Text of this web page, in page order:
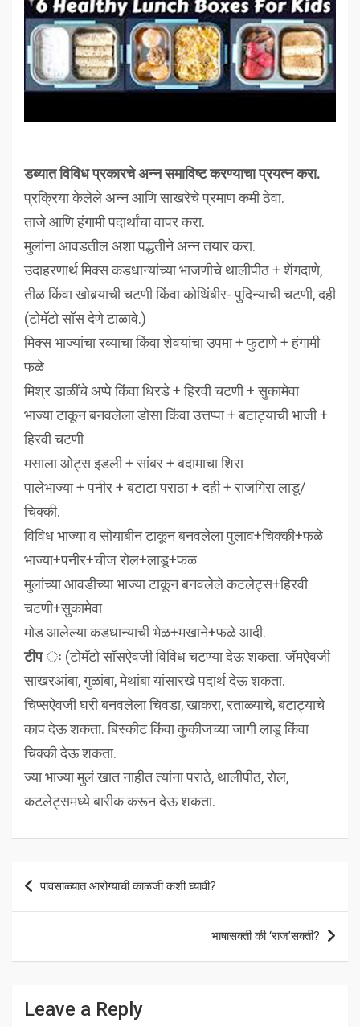
डब्यात विविध प्रकारचे अन्न समाविष्ट करण्याचा प्रयत्न करा.
प्रक्रिया केलेले अन्न आणि साखरेचे प्रमाण कमी ठेवा.
ताजे आणि हंगामी पदार्थांचा वापर करा.
मुलांना आवडतील अशा पद्धतीने अन्न तयार करा.
उदाहरणार्थ मिक्स कडधान्यांच्या भाजणीचे थालीपीठ + शेंगदाणे,
तीळ किंवा खोबर्‍याची चटणी किंवा कोथिंबीर- पुदिन्याची चटणी, दही
(टोमॅटो सॉस देणे टाळावे.)
मिक्स भाज्यांचा रव्याचा किंवा शेवयांचा उपमा + फुटाणे + हंगामी
फळे
मिश्र डाळींचे अप्पे किंवा धिरडे + हिरवी चटणी + सुकामेवा
भाज्या टाकून बनवलेला डोसा किंवा उत्तप्पा + बटाट्याची भाजी +
हिरवी चटणी
मसाला ओट्स इडली + सांबर + बदामाचा शिरा
पालेभाज्या + पनीर + बटाटा पराठा + दही + राजगिरा लाडू/
चिक्की.
विविध भाज्या व सोयाबीन टाकून बनवलेला पुलाव+चिक्की+फळे
भाज्या+पनीर+चीज रोल+लाडू+फळ
मुलांच्या आवडीच्या भाज्या टाकून बनवलेले कटलेट्स+हिरवी
चटणी+सुकामेवा
मोड आलेल्या कडधान्याची भेळ+मखाने+फळे आदी.
टीपः (टोमॅटो सॉसऐवजी विविध चटण्या देऊ शकता. जॅमऐवजी
साखरआंबा, गुळांबा, मेथांबा यांसारखे पदार्थ देऊ शकता.
चिप्सऐवजी घरी बनवलेला चिवडा, खाकरा, रताळ्याचे, बटाट्याचे
काप देऊ शकता. बिस्कीट किंवा कुकीजच्या जागी लाडू किंवा
चिक्की देऊ शकता.
ज्या भाज्या मुलं खात नाहीत त्यांना पराठे, थालीपीठ, रोल,
कटलेट्समध्ये बारीक करून देऊ शकता.
Post
navigation
पावसाळ्यात आरोग्याची काळजी कशी घ्यावी?
भाषासक्ती की ‘राज’सक्ती?
Leave a Reply